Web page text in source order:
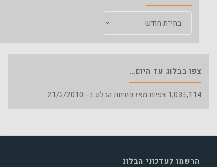
צפו בבלוג עד היום…
1,035,114 צפיות מאז פתיחת הבלוג ב- 21/2/2010.
הרשמו לעדכוני הבלוג